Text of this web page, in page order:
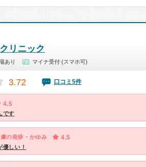
リニック
あり マイナ受付 (スマホ可)
3.72 口コミ5件
4.5
です
の発疹・かゆみ 4.5
優しい！